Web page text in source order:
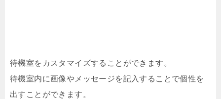
待機室をカスタマイズすることができます。
待機室内に画像やメッセージを記入することで個性を
出すことができます。